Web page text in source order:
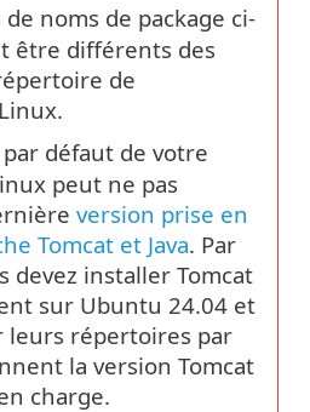
noms de package ci-
être différents des
de
défaut de votre
peut ne pas
version prise en
Tomcat et Java. Par
devez installer Tomcat
sur Ubuntu 24.04 et
leurs répertoires par
la version Tomcat
charge.